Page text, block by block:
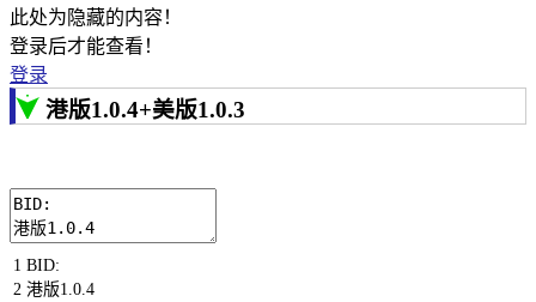
此处为隐藏的内容！
登录后才能查看！
登录
港版1.0.4+美版1.0.3
1
2
BID:
港版1.0.4